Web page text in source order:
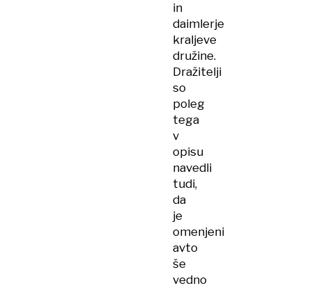
in
daimlerje
kraljeve
družine.
Dražitelji
so
poleg
tega
v
opisu
navedli
tudi,
da
je
omenjeni
avto
še
vedno